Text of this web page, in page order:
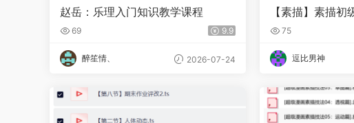
赵岳：乐理入门知识教学课程
69 9.9
醉笙情、 2026-07-24
【素描】素描初
75
逗比男神